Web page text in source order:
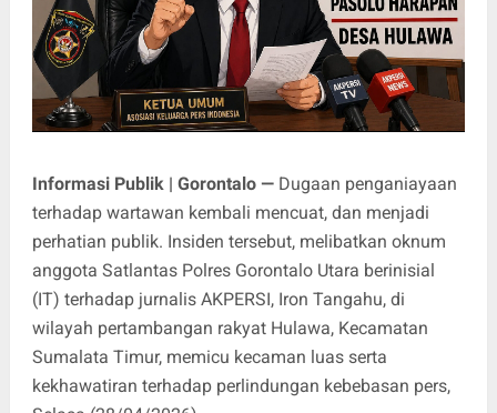
Informasi Publik | Gorontalo — Dugaan penganiayaan
terhadap wartawan kembali mencuat, dan menjadi
perhatian publik. Insiden tersebut, melibatkan oknum
anggota Satlantas Polres Gorontalo Utara berinisial
(IT) terhadap jurnalis AKPERSI, Iron Tangahu, di
wilayah pertambangan rakyat Hulawa, Kecamatan
Sumalata Timur, memicu kecaman luas serta
kekhawatiran terhadap perlindungan kebebasan pers,